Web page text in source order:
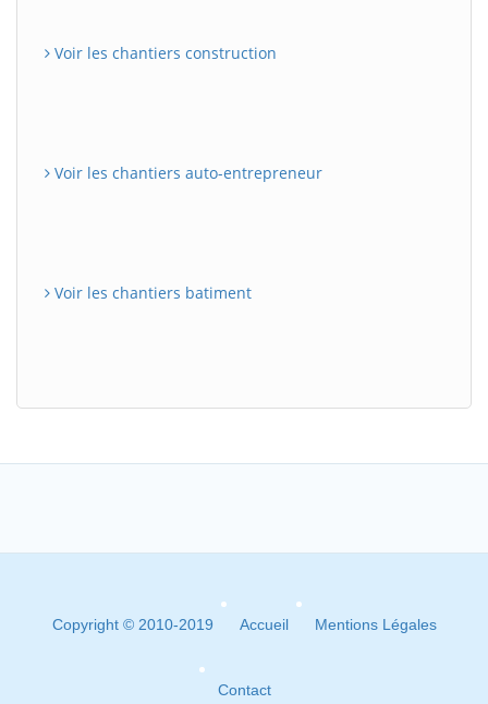
Voir les chantiers construction
Voir les chantiers auto-entrepreneur
Voir les chantiers batiment
Copyright © 2010-2019 Accueil Mentions Légales
Contact